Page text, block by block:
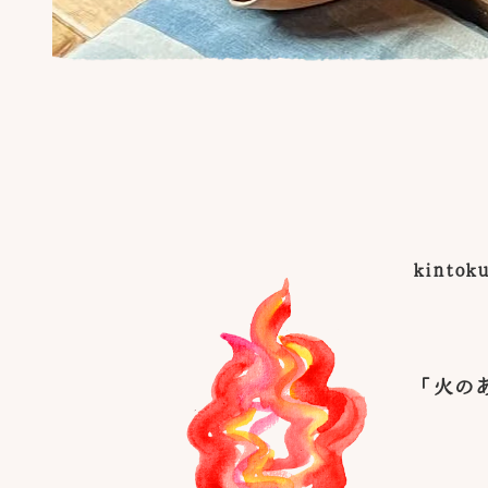
kintoku
「火の